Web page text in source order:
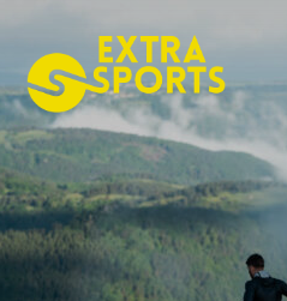
content